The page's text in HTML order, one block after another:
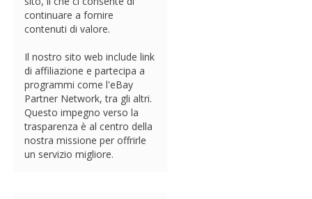
continuare a fornire
contenuti di valore.
Il nostro sito web include link
di affiliazione e partecipa a
programmi come l'eBay
Partner Network, tra gli altri.
Questo impegno verso la
trasparenza è al centro della
nostra missione per offrirle
un servizio migliore.